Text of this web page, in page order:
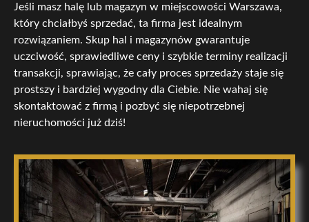
Jeśli masz halę lub magazyn w miejscowości Warszawa,
który chciałbyś sprzedać, ta firma jest idealnym
rozwiązaniem. Skup hal i magazynów gwarantuje
uczciwość, sprawiedliwe ceny i szybkie terminy realizacji
transakcji, sprawiając, że cały proces sprzedaży staje się
prostszy i bardziej wygodny dla Ciebie. Nie wahaj się
skontaktować z firmą i pozbyć się niepotrzebnej
nieruchomości już dziś!